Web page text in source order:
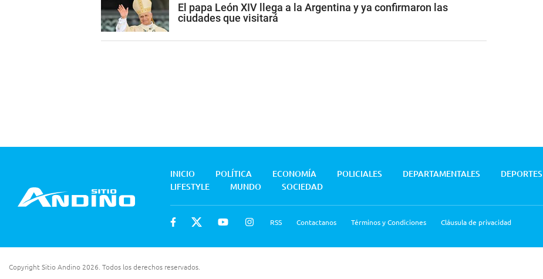
El papa León XIV llega a la Argentina y ya confirmaron las
ciudades que visitará
INICIO POLÍTICA ECONOMÍA POLICIALES DEPARTAMENTALES DEPORTES
LIFESTYLE
MUNDO SOCIEDAD
RSS Contactanos Términos y Condiciones Cláusula de privacidad
Copyright Sitio Andino 2026. Todos los derechos reservados.